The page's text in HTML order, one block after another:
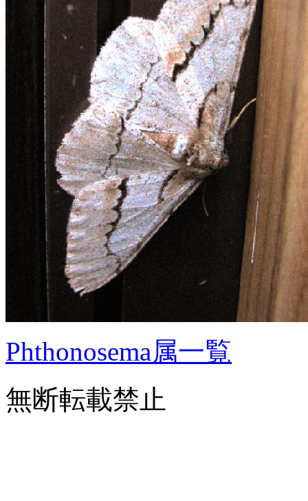
Phthonosema属一覧
無断転載禁止